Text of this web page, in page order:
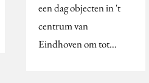
een dag objecten in 't
centrum van
Eindhoven om tot…